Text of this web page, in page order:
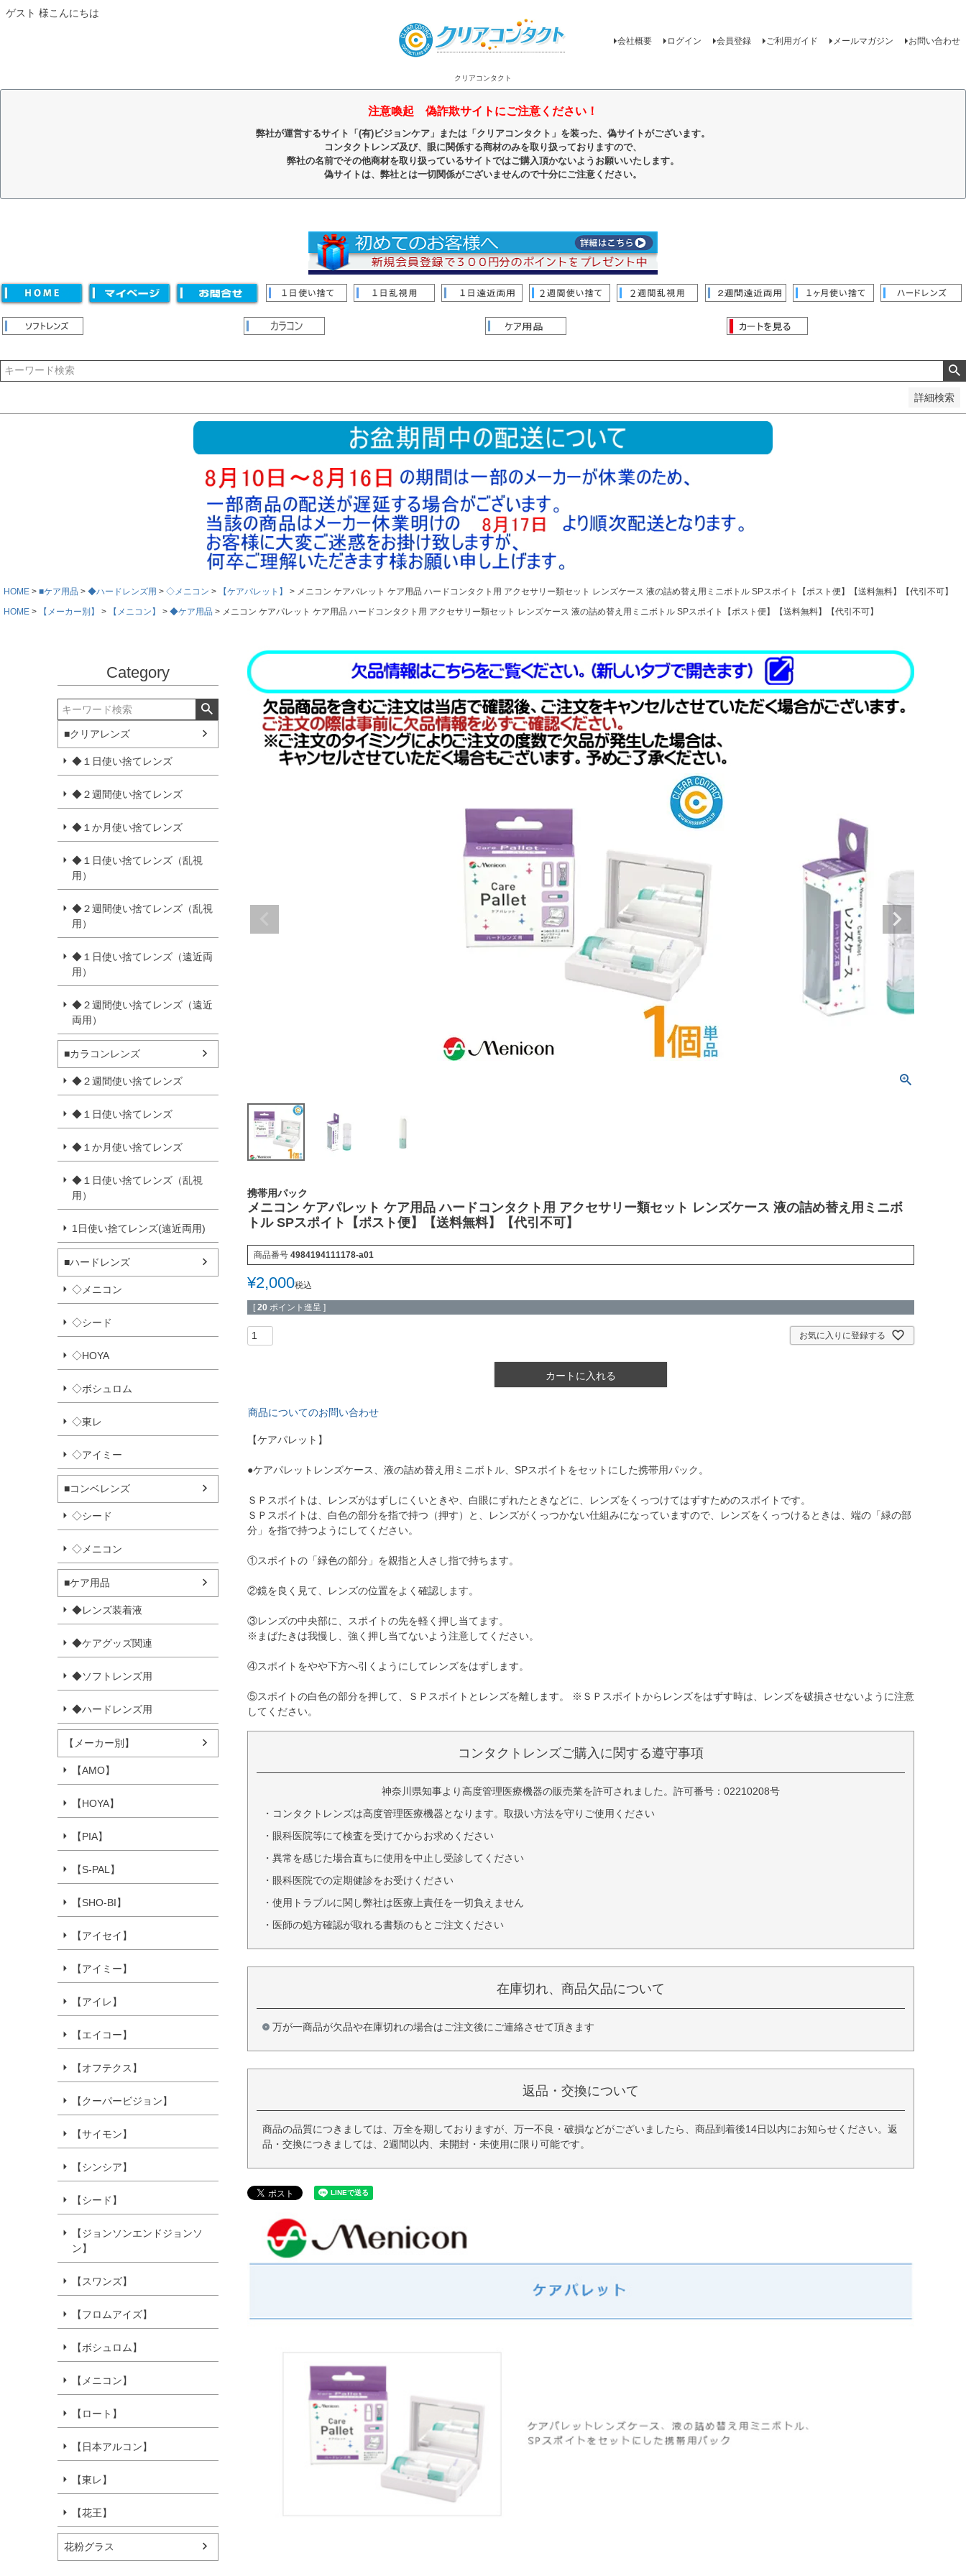
ゲスト 様こんにちは
クリアコンタクト
会社概要 ログイン 会員登録 ご利用ガイド メールマガジン お問い合わせ
注意喚起 偽詐欺サイトにご注意ください！
弊社が運営するサイト「(有)ビジョンケア」または「クリアコンタクト」を装った、偽サイトがございます。
コンタクトレンズ及び、眼に関係する商材のみを取り扱っておりますので、
弊社の名前でその他商材を取り扱っているサイトではご購入頂かないようお願いいたします。
偽サイトは、弊社とは一切関係がございませんので十分にご注意ください。
詳細検索
並び順
新着順
登録順 価格が安い順 価格が高い順 優先度順
レビュー順
キーワードヒット順
HOME ■ケア用品 ◆ハードレンズ用 ◇メニコン 【ケアパレット】
メニコン ケアパレット ケア用品 ハードコンタクト用 アクセサリー類セット レンズケース 液の詰め替え用ミニボトル SPスポイト【ポスト便】【送料無料】【代引不可】
HOME
【メーカー別】 【メニコン】 ◆ケア用品 メニコン ケアパレット ケア用品 ハードコンタクト用 アクセサリー類セット レンズケース 液の詰め替え用ミニボトル SPスポイト【ポスト便】【送料無料】【代引不可】
Category
■クリアレンズ
◆１日使い捨てレンズ
◆２週間使い捨てレンズ
◆１か月使い捨てレンズ
◆１日使い捨てレンズ（乱視
用）
◆２週間使い捨てレンズ（乱視
用）
◆１日使い捨てレンズ（遠近両
用）
◆２週間使い捨てレンズ（遠近
両用）
■カラコンレンズ
◆２週間使い捨てレンズ
◆１日使い捨てレンズ
◆１か月使い捨てレンズ
◆１日使い捨てレンズ（乱視
用）
1日使い捨てレンズ(遠近両用)
■ハードレンズ
◇メニコン
◇シード
◇HOYA
◇ボシュロム
◇東レ
◇アイミー
■コンベレンズ
◇シード
◇メニコン
■ケア用品
◆レンズ装着液
◆ケアグッズ関連
◆ソフトレンズ用
◆ハードレンズ用
【メーカー別】
【AMO】
【HOYA】
【PIA】
【S-PAL】
【SHO-BI】
【アイセイ】
【アイミー】
【アイレ】
【エイコー】
【オフテクス】
【クーパービジョン】
【サイモン】
【シンシア】
【シード】
【ジョンソンエンドジョンソ
ン】
【スワンズ】
【フロムアイズ】
【ボシュロム】
【メニコン】
【ロート】
【日本アルコン】
【東レ】
【花王】
花粉グラス
携帯用パック
メニコン ケアパレット ケア用品 ハードコンタクト用 アクセサリー類セット レンズケース 液の詰め替え用ミニボ
トル SPスポイト【ポスト便】【送料無料】【代引不可】
商品番号 4984194111178-a01
¥2,000税込
[ 20 ポイント進呈 ]
お気に入りに登録する
カートに入れる
商品についてのお問い合わせ
【ケアパレット】
●ケアパレットレンズケース、液の詰め替え用ミニボトル、SPスポイトをセットにした携帯用パック。
ＳＰスポイトは、レンズがはずしにくいときや、白眼にずれたときなどに、レンズをくっつけてはずすためのスポイトです。
ＳＰスポイトは、白色の部分を指で持つ（押す）と、レンズがくっつかない仕組みになっていますので、レンズをくっつけるときは、端の「緑の部
分」を指で持つようにしてください。
①スポイトの「緑色の部分」を親指と人さし指で持ちます。
②鏡を良く見て、レンズの位置をよく確認します。
③レンズの中央部に、スポイトの先を軽く押し当てます。
※まばたきは我慢し、強く押し当てないよう注意してください。
④スポイトをやや下方へ引くようにしてレンズをはずします。
⑤スポイトの白色の部分を押して、ＳＰスポイトとレンズを離します。 ※ＳＰスポイトからレンズをはずす時は、レンズを破損させないように注意
してください。
コンタクトレンズご購入に関する遵守事項
神奈川県知事より高度管理医療機器の販売業を許可されました。許可番号：02210208号
・コンタクトレンズは高度管理医療機器となります。取扱い方法を守りご使用ください
・眼科医院等にて検査を受けてからお求めください
・異常を感じた場合直ちに使用を中止し受診してください
・眼科医院での定期健診をお受けください
・使用トラブルに関し弊社は医療上責任を一切負えません
・医師の処方確認が取れる書類のもとご注文ください
在庫切れ、商品欠品について
万が一商品が欠品や在庫切れの場合はご注文後にご連絡させて頂きます
返品・交換について
商品の品質につきましては、万全を期しておりますが、万一不良・破損などがございましたら、商品到着後14日以内にお知らせください。返
品・交換につきましては、2週間以内、未開封・未使用に限り可能です。